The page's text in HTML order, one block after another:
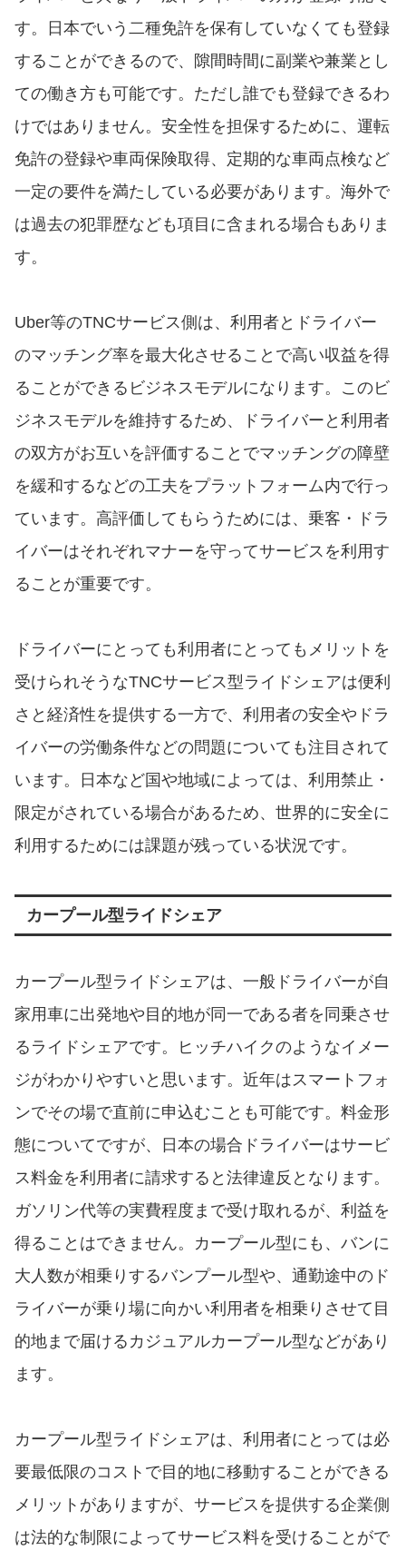
す。日本でいう二種免許を保有していなくても登録
することができるので、隙間時間に副業や兼業とし
ての働き方も可能です。ただし誰でも登録できるわ
けではありません。安全性を担保するために、運転
免許の登録や車両保険取得、定期的な車両点検など
一定の要件を満たしている必要があります。海外で
は過去の犯罪歴なども項目に含まれる場合もありま
す。
Uber等のTNCサービス側は、利用者とドライバー
のマッチング率を最大化させることで高い収益を得
ることができるビジネスモデルになります。このビ
ジネスモデルを維持するため、ドライバーと利用者
の双方がお互いを評価することでマッチングの障壁
を緩和するなどの工夫をプラットフォーム内で行っ
ています。高評価してもらうためには、乗客・ドラ
イバーはそれぞれマナーを守ってサービスを利用す
ることが重要です。
ドライバーにとっても利用者にとってもメリットを
受けられそうなTNCサービス型ライドシェアは便利
さと経済性を提供する一方で、利用者の安全やドラ
イバーの労働条件などの問題についても注目されて
います。日本など国や地域によっては、利用禁止・
限定がされている場合があるため、世界的に安全に
利用するためには課題が残っている状況です。
カープール型ライドシェア
カープール型ライドシェアは、一般ドライバーが自
家用車に出発地や目的地が同一である者を同乗させ
るライドシェアです。ヒッチハイクのようなイメー
ジがわかりやすいと思います。近年はスマートフォ
ンでその場で直前に申込むことも可能です。料金形
態についてですが、日本の場合ドライバーはサービ
ス料金を利用者に請求すると法律違反となります。
ガソリン代等の実費程度まで受け取れるが、利益を
得ることはできません。カープール型にも、バンに
大人数が相乗りするバンプール型や、通勤途中のド
ライバーが乗り場に向かい利用者を相乗りさせて目
的地まで届けるカジュアルカープール型などがあり
ます。
カープール型ライドシェアは、利用者にとっては必
要最低限のコストで目的地に移動することができる
メリットがありますが、サービスを提供する企業側
は法的な制限によってサービス料を受けることがで